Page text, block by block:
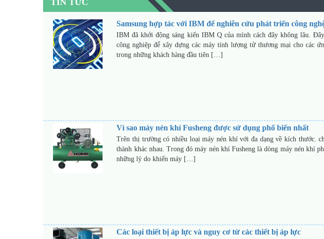
TIN TỨC
Samsung hợp tác với IBM để nghiên cứu phát triển công
IBM đã khởi động sáng kiến IBM Q của mình cách đây không lâu.
công nghiệp để xây dựng các máy tính lượng tử thương mại cho các
trong những khách hàng đầu tiên […]
Vì sao máy nén khí Fusheng được sử dụng phổ biến nhất
Trên thị trường có nhiều loại máy nén khí với đa dạng về kích thước.
thành khác nhau. Trong đó máy nén khí Fusheng là dòng máy nén khí
những lý do khiến máy […]
Các loại thiết bị áp lực và nguy cơ từ các thiết bị áp lực